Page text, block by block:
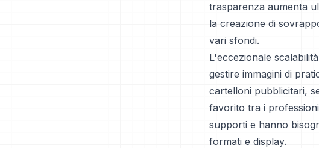
trasparenza aumenta
la creazione di
vari sfondi.
L'eccezionale
gestire immagini di
cartelloni pubblicitari,
favorito tra i
supporti e hanno
formati e display.